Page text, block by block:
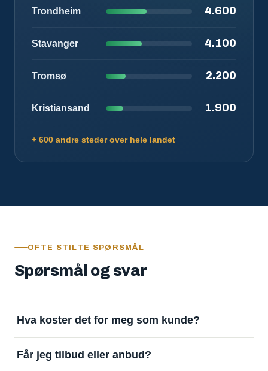
Trondheim 4.600
Stavanger 4.100
Tromsø 2.200
Kristiansand 1.900
+ 600 andre steder over hele landet
OFTE STILTE SPØRSMÅL
Spørsmål og svar
Hva koster det for meg som kunde?
å motta svar. Tjenesten finansieres av
Får jeg tilbud eller anbud?